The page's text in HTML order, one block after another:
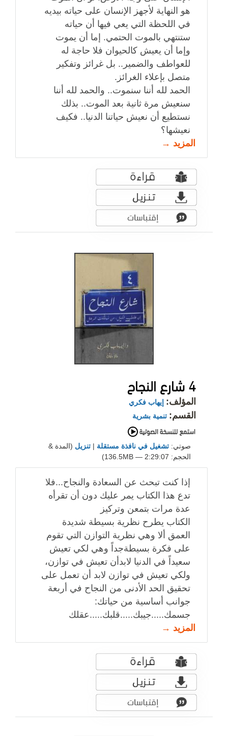
هو النهاية لأجهز الإنسان على حياته بيديه
في اللحظة التي يعي فيها أن حياته
ستنتهي بالموت الحتمي. إما أن يموت
وإما أن يعيش كالحيوان فلا حاجة له
للعواطف والضمير.. بل غرائز وتفكير
متصل بإعلاء الغرائز.
الحمد لله أننا سنموت.. والحمد لله أننا
سنعيش مرة ثانية بعد الموت.. بذلك
نستطيع أن نعيش حياتنا الدنيا.. فكيف
نعيشها؟
المزيد →
4 شارع النجاح
المؤلف: إيهاب فكري
القسم: تنمية بشرية
صوتي: تشغيل في نافذة مستقلة | تنزيل (المدة &
الحجم: 2:29:07 — 136.5MB)
إذا كنت تبحث عن السعادة والنجاح...فلا
تدع هذا الكتاب يمر عليك دون أن تقرأه
عدة مرات بتمعن وتركيز
الكتاب يطرح نظرية بسيطة شديدة
العمق ألا وهي نظرية التوازن التي تقوم
على فكرة بسيطةجداً وهي لكي تعيش
سعيداً في الدنيا لابدأن تعيش في توازن،
ولكي تعيش في توازن لابد أن تعمل على
تحقيق الحد الأدنى من النجاح في أربعة
جوانب أساسية من حياتك:
جسمك.....جيبك.....قلبك.....عقلك
المزيد →